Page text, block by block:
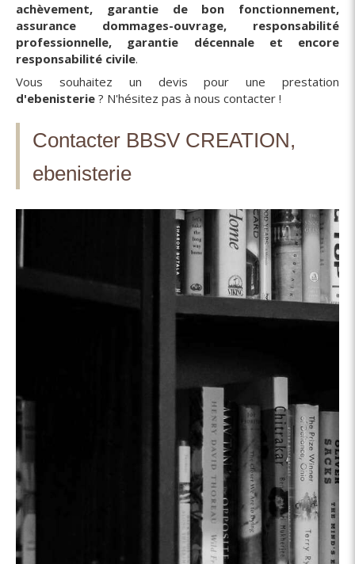
achèvement, garantie de bon fonctionnement,
assurance dommages-ouvrage, responsabilité
professionnelle, garantie décennale et encore
responsabilité civile.
Vous souhaitez un devis pour une prestation
d'ebenisterie ? N'hésitez pas à nous contacter !
Contacter BBSV CREATION,
ebenisterie